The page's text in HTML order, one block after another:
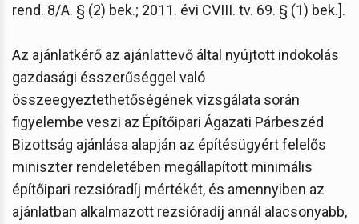
rend. 8/A. § (2) bek.; 2011. évi CVIII. tv. 69. § (1) bek.].
Az ajánlatkérő az ajánlattevő által nyújtott indokolás
gazdasági ésszerűséggel való
összeegyeztethetőségének vizsgálata során
figyelembe veszi az Építőipari Ágazati Párbeszéd
Bizottság ajánlása alapján az építésügyért felelős
miniszter rendeletében megállapított minimális
építőipari rezsióradíj mértékét, és amennyiben az
ajánlatban alkalmazott rezsióradíj annál alacsonyabb,